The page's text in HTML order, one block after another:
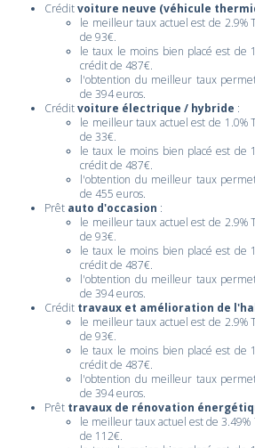
Créditvoiture neuve (véhicule
le meilleur taux actuel est de 2.9%
de 93€.
le taux le moins bien placé est de
crédit de 487€.
l'obtention du meilleur taux
de 394 euros.
Créditvoiture électrique / hybride :
le meilleur taux actuel est de 1.0%
de 33€.
le taux le moins bien placé est de
crédit de 487€.
l'obtention du meilleur taux
de 455 euros.
Prêt auto d'occasion :
le meilleur taux actuel est de 2.9%
de 93€.
le taux le moins bien placé est de
crédit de 487€.
l'obtention du meilleur taux
de 394 euros.
Crédit travaux et amélioration de
le meilleur taux actuel est de 2.9%
de 93€.
le taux le moins bien placé est de
crédit de 487€.
l'obtention du meilleur taux
de 394 euros.
Prêt travaux de rénovation
le meilleur taux actuel est de
de 112€.